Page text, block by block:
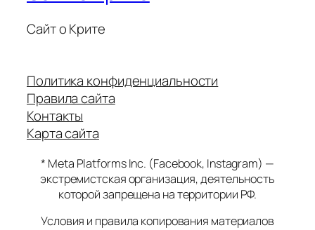
Сайт о Крите
Политика конфиденциальности
Правила сайта
Контакты
Карта сайта
* Meta Platforms Inc. (Facebook, Instagram) —
экстремистская организация, деятельность
которой запрещена на территории РФ.
Условия и правила копирования материалов